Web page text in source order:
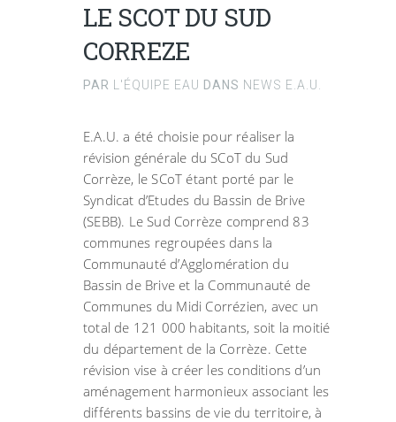
LE SCOT DU SUD
CORREZE
PAR L'ÉQUIPE EAU DANS NEWS E.A.U.
E.A.U. a été choisie pour réaliser la
révision générale du SCoT du Sud
Corrèze, le SCoT étant porté par le
Syndicat d’Etudes du Bassin de Brive
(SEBB). Le Sud Corrèze comprend 83
communes regroupées dans la
Communauté d’Agglomération du
Bassin de Brive et la Communauté de
Communes du Midi Corrézien, avec un
total de 121 000 habitants, soit la moitié
du département de la Corrèze. Cette
révision vise à créer les conditions d’un
aménagement harmonieux associant les
différents bassins de vie du territoire, à